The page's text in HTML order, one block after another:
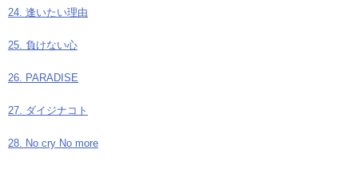
24. 逢いたい理由
25. 負けない心
26. PARADISE
27. ダイジナコト
28. No cry No more